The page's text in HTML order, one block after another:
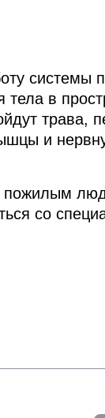
системы
в
трава,
и
пожилым
со